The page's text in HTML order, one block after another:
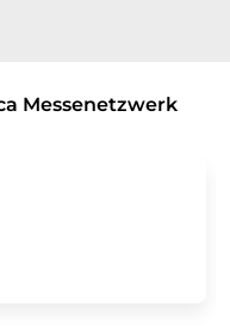
Messenetzwerk